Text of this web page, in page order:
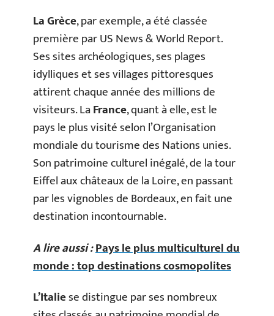
La Grèce, par exemple, a été classée
première par US News & World Report.
Ses sites archéologiques, ses plages
idylliques et ses villages pittoresques
attirent chaque année des millions de
visiteurs. LaFrance, quant à elle, est le
pays le plus visité selon l’Organisation
mondiale du tourisme des Nations unies.
Son patrimoine culturel inégalé, de la tour
Eiffel aux châteaux de la Loire, en passant
par les vignobles de Bordeaux, en fait une
destination incontournable.
A lire aussi :Pays le plus multiculturel du
monde : top destinations cosmopolites
L’Italiese distingue par ses nombreux